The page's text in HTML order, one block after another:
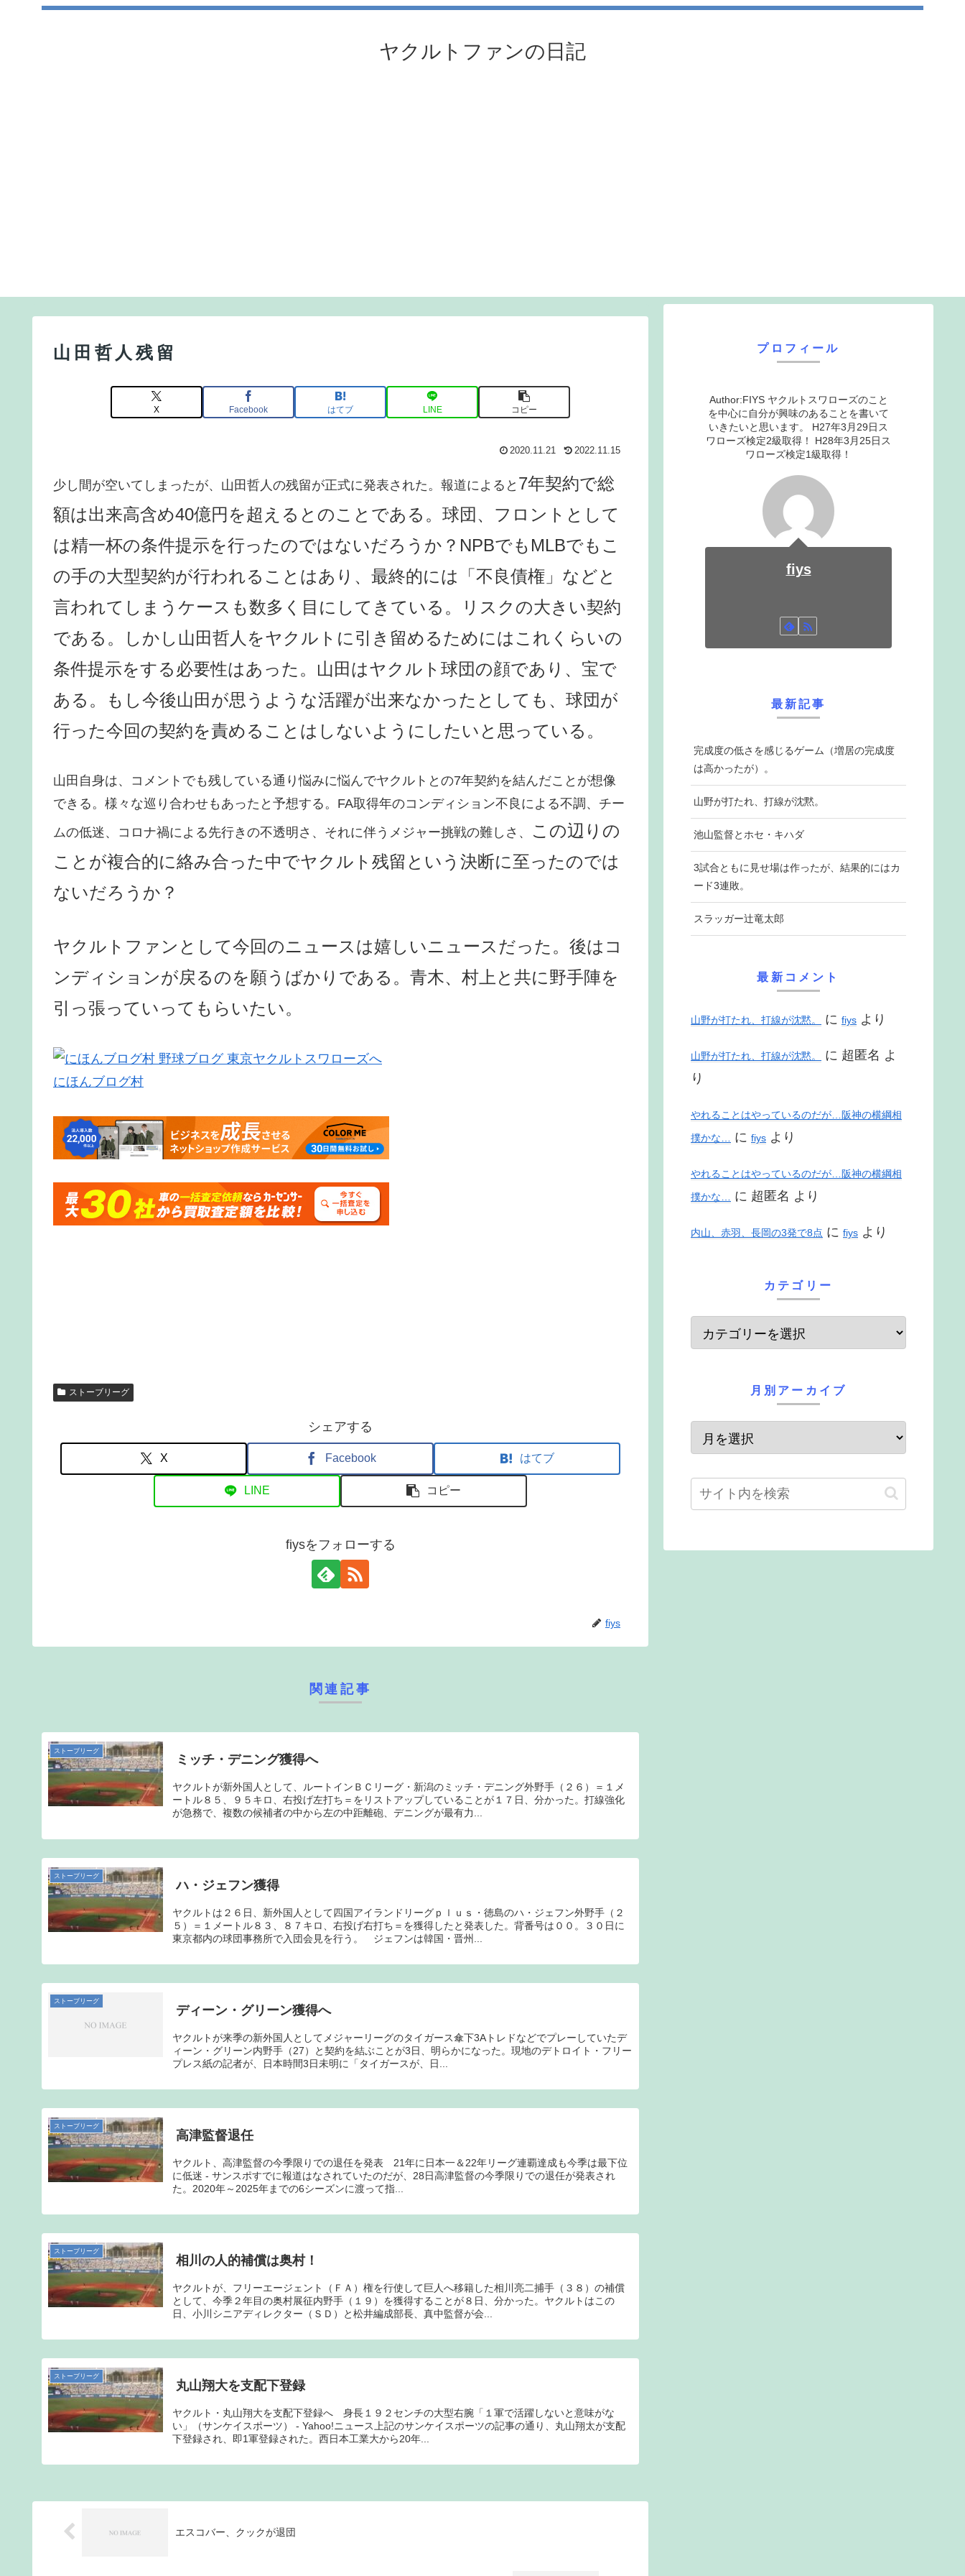
ヤクルトファンの日記
山田哲人残留
X Facebook はてブ LINE コピー
2020.11.21 2022.11.15
少し間が空いてしまったが、山田哲人の残留が正式に発表された。報道によると 7年契約で総
額は出来高含め40億円を超えるとのことである。球団、フロントとして
は精一杯の条件提示を行ったのではないだろうか？NPBでもMLBでもこ
の手の大型契約が行われることはあり、最終的には「不良債権」などと
言われてしまうケースも数多く目にしてきている。リスクの大きい契約
である。しかし山田哲人をヤクルトに引き留めるためにはこれくらいの
条件提示をする必要性はあった。山田はヤクルト球団の顔であり、宝で
ある。もし今後山田が思うような活躍が出来なかったとしても、球団が
行った今回の契約を責めることはしないようにしたいと思っている。
山田自身は、コメントでも残している通り悩みに悩んでヤクルトとの7年契約を結んだことが想像
できる。様々な巡り合わせもあったと予想する。FA取得年のコンディション不良による不調、チー
ムの低迷、コロナ禍による先行きの不透明さ、それに伴うメジャー挑戦の難しさ、
この辺りの
ことが複合的に絡み合った中でヤクルト残留という決断に至ったのでは
ないだろうか？
ヤクルトファンとして今回のニュースは嬉しいニュースだった。後はコ
ンディションが戻るのを願うばかりである。青木、村上と共に野手陣を
引っ張っていってもらいたい。
にほんブログ村
ストーブリーグ
シェアする
X Facebook はてブ
LINE コピー
fiysをフォローする
fiys
関連記事
ストーブリーグ
ミッチ・デニング獲得へ
ヤクルトが新外国人として、ルートインＢＣリーグ・新潟のミッチ・デニング外野手（２６）＝１メ
ートル８５、９５キロ、右投げ左打ち＝をリストアップしていることが１７日、分かった。打線強化
が急務で、複数の候補者の中から左の中距離砲、デニングが最有力...
ストーブリーグ
ハ・ジェフン獲得
ヤクルトは２６日、新外国人として四国アイランドリーグｐｌｕｓ・徳島のハ・ジェフン外野手（２
５）＝１メートル８３、８７キロ、右投げ右打ち＝を獲得したと発表した。背番号は００。３０日に
東京都内の球団事務所で入団会見を行う。 ジェフンは韓国・晋州...
ストーブリーグ
ディーン・グリーン獲得へ
ヤクルトが来季の新外国人としてメジャーリーグのタイガース傘下3Aトレドなどでプレーしていたデ
ィーン・グリーン内野手（27）と契約を結ぶことが3日、明らかになった。現地のデトロイト・フリー
プレス紙の記者が、日本時間3日未明に「タイガースが、日...
ストーブリーグ
高津監督退任
ヤクルト、高津監督の今季限りでの退任を発表 21年に日本一＆22年リーグ連覇達成も今季は最下位
に低迷 - サンスポすでに報道はなされていたのだが、28日高津監督の今季限りでの退任が発表され
た。2020年～2025年までの6シーズンに渡って指...
ストーブリーグ
相川の人的補償は奥村！
ヤクルトが、フリーエージェント（ＦＡ）権を行使して巨人へ移籍した相川亮二捕手（３８）の補償
として、今季２年目の奥村展征内野手（１９）を獲得することが８日、分かった。ヤクルトはこの
日、小川シニアディレクター（ＳＤ）と松井編成部長、真中監督が会...
ストーブリーグ
丸山翔大を支配下登録
ヤクルト・丸山翔大を支配下登録へ 身長１９２センチの大型右腕「１軍で活躍しないと意味がな
い」（サンケイスポーツ） - Yahoo!ニュース上記のサンケイスポーツの記事の通り、丸山翔太が支配
下登録され、即1軍登録された。西日本工業大から20年...
エスコバー、クックが退団
プロフィール
Author:FIYS ヤクルトスワローズのこと
を中心に自分が興味のあることを書いて
いきたいと思います。 H27年3月29日ス
ワローズ検定2級取得！ H28年3月25日ス
ワローズ検定1級取得！
fiys
最新記事
完成度の低さを感じるゲーム（増居の完成度
は高かったが）。
山野が打たれ、打線が沈黙。
池山監督とホセ・キハダ
3試合ともに見せ場は作ったが、結果的にはカ
ード3連敗。
スラッガー辻竜太郎
最新コメント
山野が打たれ、打線が沈黙。 に fiys より
山野が打たれ、打線が沈黙。 に 超匿名 よ
り
やれることはやっているのだが…阪神の横綱相
撲かな… に fiys より
やれることはやっているのだが…阪神の横綱相
撲かな… に 超匿名 より
内山、赤羽、長岡の3発で8点 に fiys より
カテゴリー
月別アーカイブ